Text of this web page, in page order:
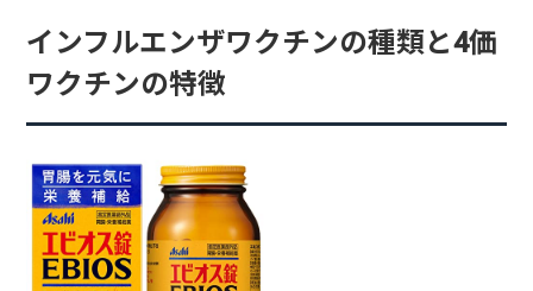
インフルエンザワクチンの種類と4価
ワクチンの特徴